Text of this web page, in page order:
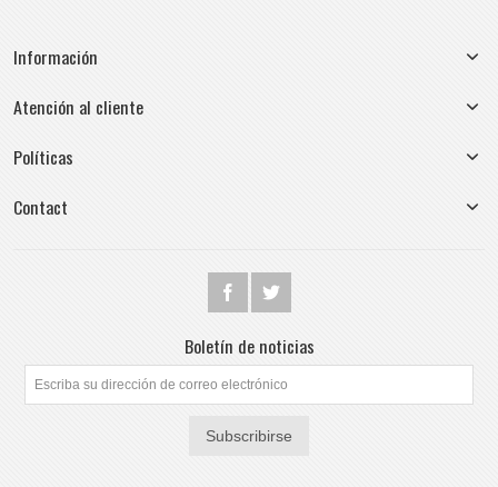
Información
Atención al cliente
Políticas
Contact
Boletín de noticias
Subscribirse